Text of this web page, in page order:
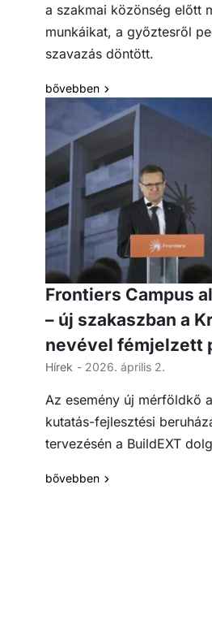
a szakmai közönség előtt
munkáikat, a győztesről
szavazás döntött.
bővebben
Frontiers Campus
– új szakaszban a
nevével fémjelzett
Hírek - 2026. április 2.
Az esemény új mérföldkő
kutatás-fejlesztési
tervezésén a BuildEXT
bővebben